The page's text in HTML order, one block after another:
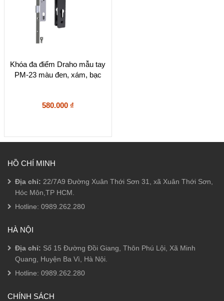
phẩm
này
chọn
thể
được
trên
trang
sản
Khóa đa điểm Draho mẫu tay
PM-23 màu đen, xám, bạc
580.000 ₫
HỒ CHÍ MINH
Địa chỉ: 22/7A9 Đường Xuân Thới Sơn 31, xã Xuân Thới Sơn,
Hóc Môn,TP HCM.
Hotline: 0989.262.280
HÀ NỘI
Địa chỉ: Số 15 Đường Đồi Giang, Thôn Phú Lội, Xã Minh
Quang, Huyện Ba Vì, Hà Nội.
Hotline: 0989.262.280
CHÍNH SÁCH